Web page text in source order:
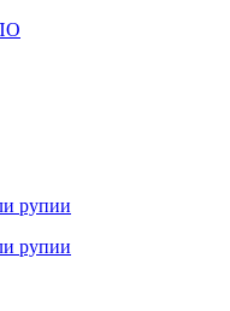
рупии
рупии